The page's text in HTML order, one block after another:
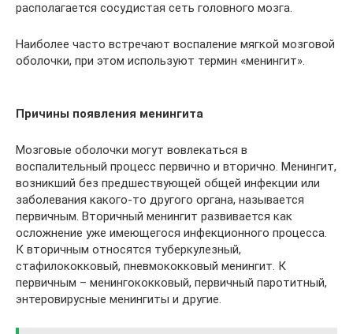
располагается сосудистая сеть головного мозга.
Наиболее часто встречают воспаление мягкой мозговой
оболочки, при этом используют термин «менингит».
Причины появления менингита
Мозговые оболочки могут вовлекаться в
воспалительный процесс первично и вторично. Менингит,
возникший без предшествующей общей инфекции или
заболевания какого-то другого органа, называется
первичным. Вторичный менингит развивается как
осложнение уже имеющегося инфекционного процесса.
К вторичным относятся туберкулезный,
стафилококковый, пневмококковый менингит. К
первичным – менингококковый, первичный паротитный,
энтеровирусные менингиты и другие.